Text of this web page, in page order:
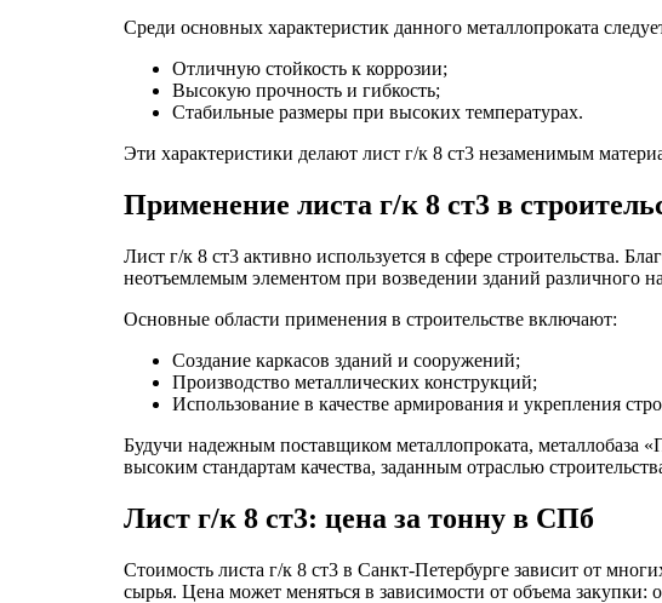
Среди основных характеристик данного металлопроката
Отличную стойкость к коррозии;
Высокую прочность и гибкость;
Стабильные размеры при высоких температурах.
Эти характеристики делают лист г/к 8 ст3 незаменимым
Применение листа г/к 8 ст3 в
Лист г/к 8 ст3 активно используется в сфере строительства.
неотъемлемым элементом при возведении зданий различного
Основные области применения в строительстве включают:
Создание каркасов зданий и сооружений;
Производство металлических конструкций;
Использование в качестве армирования и укрепления
Будучи надежным поставщиком металлопроката, металлобаза
высоким стандартам качества, заданным отраслью
Лист г/к 8 ст3: цена за тонну в СПб
Стоимость листа г/к 8 ст3 в Санкт-Петербурге зависит от
сырья. Цена может меняться в зависимости от объема закупки: